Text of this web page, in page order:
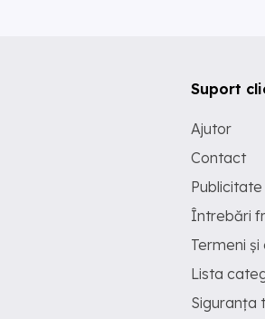
Suport
Ajutor
Contact
Publicitate
Întrebări
Termeni și
Lista
Siguranța